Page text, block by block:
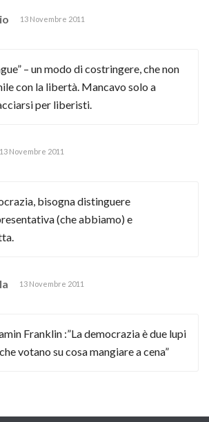
13 Novembre 2011
– un modo di costringere, che non
con la libertà. Mancavo solo a
per liberisti.
13 Novembre 2011
bisogna distinguere
(che abbiamo) e
13 Novembre 2011
Franklin :”La democrazia è due lupi
votano su cosa mangiare a cena”